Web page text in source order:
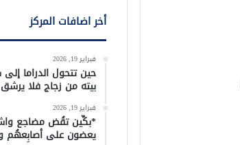
أخر اضافات المركز
فبراير 19, 2026
حين تتحول الدراما
بيته من زجاج فلا يرشق
فبراير 19, 2026
*بكِّين تقُض مضاجع
يعضون على أصابِعهُم